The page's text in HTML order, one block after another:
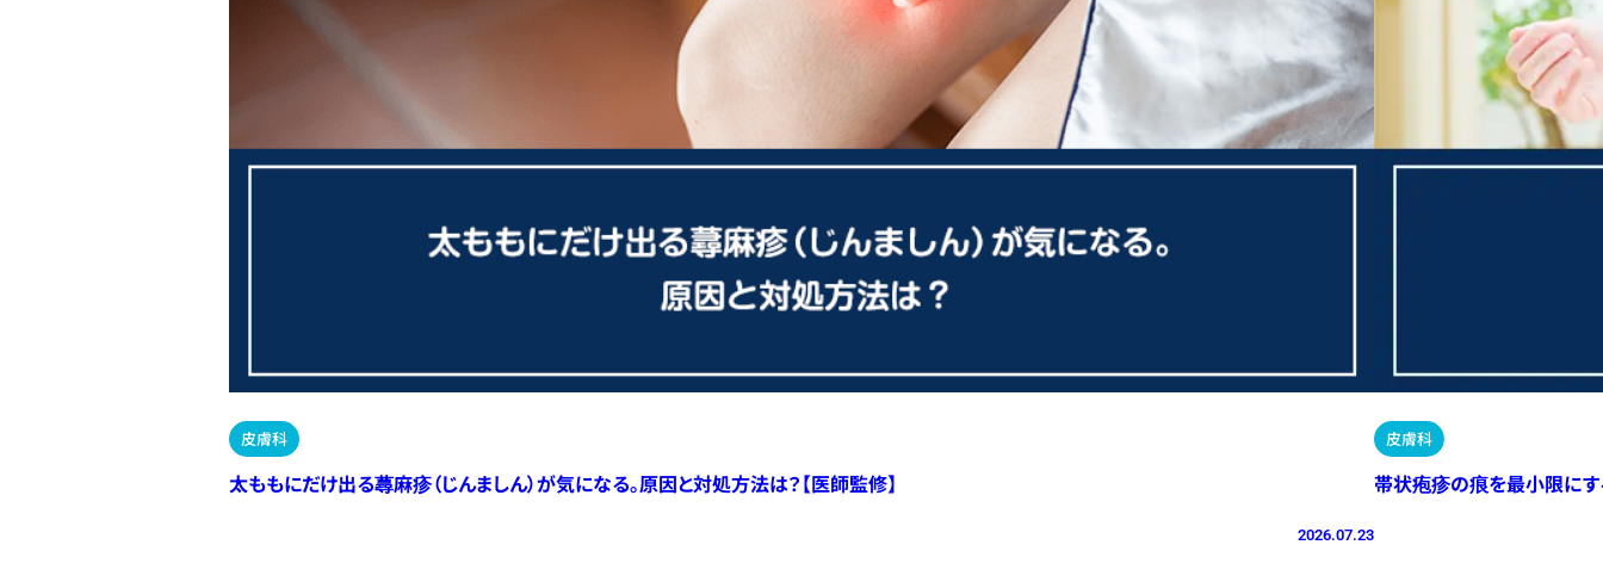
皮膚科
太ももにだけ出る蕁麻疹（じんましん）が気になる。原因と対処方法は？【医師監修】
2026.07.23
皮膚科
帯状疱疹の痕を最小限にす